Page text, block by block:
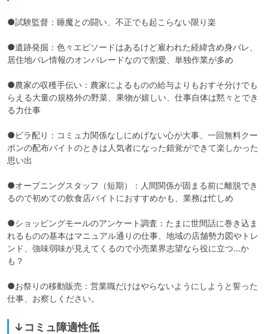
●試験監督：睡魔との闘い、不正でも起こらない限り楽
●遺跡発掘：色々エピソードはあるけど雇われた経緯含め身バレ、
居住地バレ情報のオンパレードなので割愛、単独作業が多め
●農家の収穫手伝い：農家によるものの給与よりもおすそ分けでも
らえる大量の規格外の野菜、果物が嬉しい、仕事自体は黙々とでき
る力仕事
●ビラ配り：コミュ力関係なしにめげない心が大事、一回無料クー
ポンの配布バイトのときは人気者になった錯覚ができて楽しかった
思い出
●オープニングスタッフ（短期）：人間関係が固まる前に離脱でき
るので初めての飲食店バイトにおすすめかも、業務は忙しめ
●ショッピングモールのアンケート調査：たまに世間話に巻き込ま
れるものの基本はマニュアル通りの仕事、地域の店舗勢力図やトレ
ンド、強味弱味が見えてくるので小売業界志望なら役に立つ…か
も？
●お祭りの移動販売：営業職だけはやらないようにしようと誓った
仕事、お察しください。
↓コミュ障適性低